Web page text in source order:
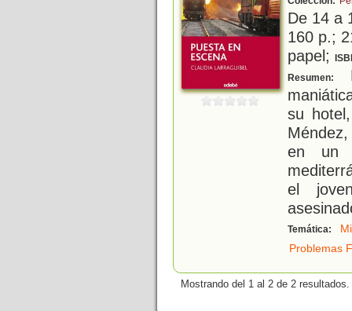
De 14 a
160 p.;
papel;
Resumen:
su
en un
el
Temática:
Problemas
Mostrando del 1 al 2 de 2 resultados.